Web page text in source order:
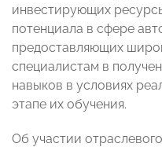
инвестирующих
потенциала в сфере
предоставляющих
специалистам в
навыков в условиях
этапе их обучения.
Об участии